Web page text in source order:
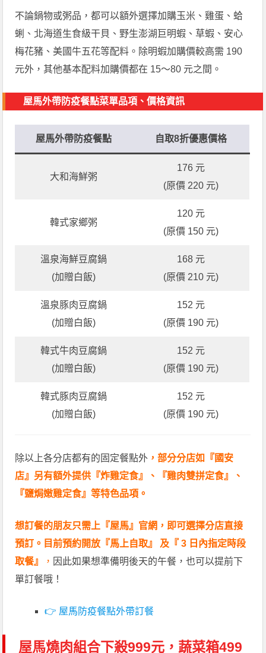
不論鍋物或粥品，都可以額外選擇加購玉米、雞蛋、蛤
蜊、北海道生食級干貝、野生澎湖巨明蝦、草蝦、安心
梅花豬、美國牛五花等配料。除明蝦加購價較高需 190
元外，其他基本配料加購價都在 15～80 元之間。
屋馬外帶防疫餐點菜單品項、價格資訊
屋馬外帶防疫餐點 自取8折優惠價格
大和海鮮粥
176 元
(原價 220 元)
韓式家鄉粥
120 元
(原價 150 元)
溫泉海鮮豆腐鍋
(加贈白飯)
168 元
(原價 210 元)
溫泉豚肉豆腐鍋
(加贈白飯)
152 元
(原價 190 元)
韓式牛肉豆腐鍋
(加贈白飯)
152 元
(原價 190 元)
韓式豚肉豆腐鍋
(加贈白飯)
152 元
(原價 190 元)
除以上各分店都有的固定餐點外 ，部分分店如『國安
店』另有額外提供『炸雞定食』、『雞肉雙拼定食』、
『鹽焗嫩雞定食』等特色品項。
想訂餐的朋友只需上『屋馬』官網，即可選擇分店直接
預訂。 目前預約開放『馬上自取』 及『 3 日內指定時段
取餐』
， 因此如果想準備明後天的午餐，也可以提前下
單訂餐哦！
👉 屋馬防疫餐點外帶訂餐
屋馬燒肉組合下殺999元，蔬菜箱499